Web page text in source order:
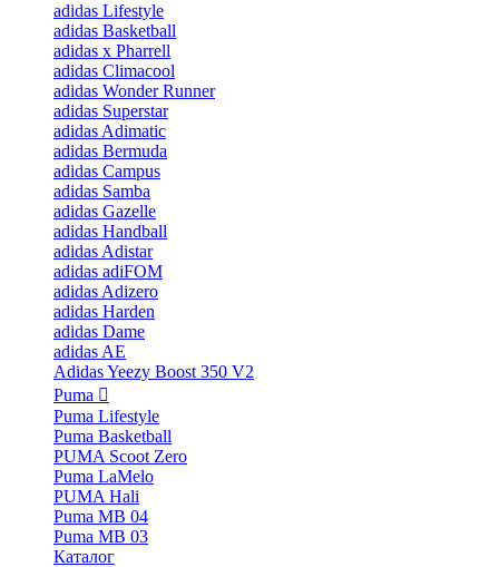
adidas Lifestyle
adidas Basketball
adidas x Pharrell
adidas Climacool
adidas Wonder Runner
adidas Superstar
adidas Adimatic
adidas Bermuda
adidas Campus
adidas Samba
adidas Gazelle
adidas Handball
adidas Adistar
adidas adiFOM
adidas Adizero
adidas Harden
adidas Dame
adidas AE
Adidas Yeezy Boost 350 V2
Puma
Puma Lifestyle
Puma Basketball
PUMA Scoot Zero
Puma LaMelo
PUMA Hali
Puma MB 04
Puma MB 03
Каталог